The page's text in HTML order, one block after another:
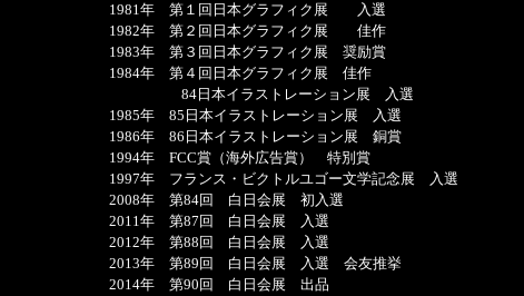
1981年 第１回日本グラフィク展 入選
1982年 第２回日本グラフィク展 佳作
1983年 第３回日本グラフィク展 奨励賞
1984年 第４回日本グラフィク展 佳作
84日本イラストレーション展 入選
1985年 85日本イラストレーション展 入選
1986年 86日本イラストレーション展 銅賞
1994年 FCC賞（海外広告賞） 特別賞
1997年 フランス・ビクトルユゴー文学記念展 入選
2008年 第84回 白日会展 初入選
2011年 第87回 白日会展 入選
2012年 第88回 白日会展 入選
2013年 第89回 白日会展 入選 会友推挙
2014年 第90回 白日会展 出品